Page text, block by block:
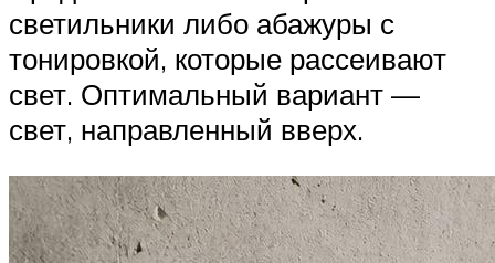
светильники либо абажуры с
тонировкой, которые рассеивают
свет. Оптимальный вариант —
свет, направленный вверх.